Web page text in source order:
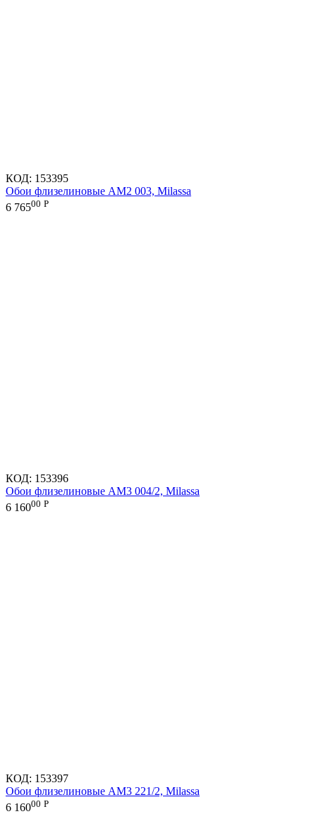
КОД: 153395
Обои флизелиновые AM2 003, Milassa
6 76500 Р
КОД: 153396
Обои флизелиновые AM3 004/2, Milassa
6 16000 Р
КОД: 153397
Обои флизелиновые AM3 221/2, Milassa
6 16000 Р